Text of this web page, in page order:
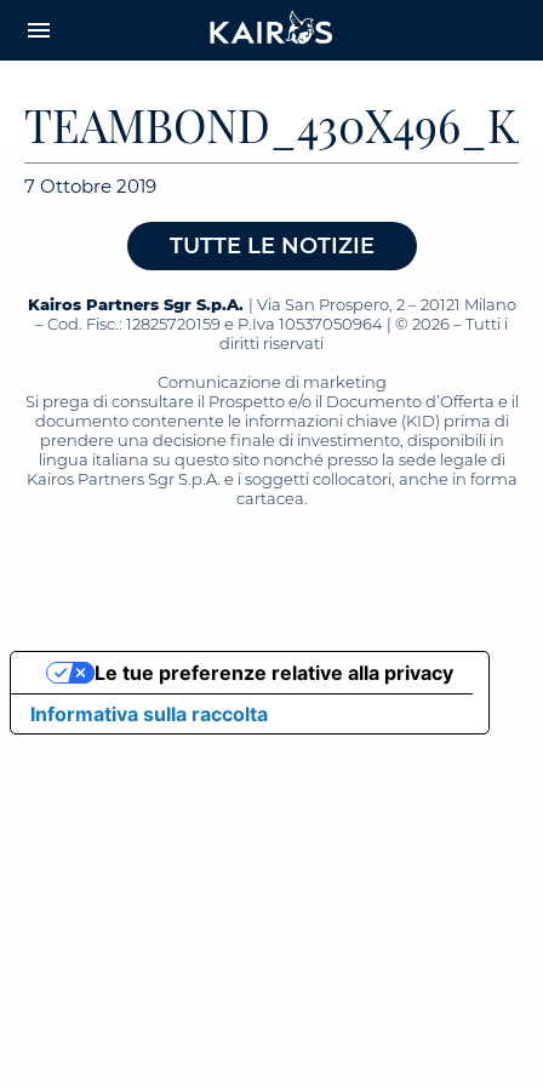
CONTENT
menu
7 Ottobre 2019
TUTTE LE NOTIZIE
Kairos Partners Sgr S.p.A. | Via San Prospero, 2 – 20121 Milano
– Cod. Fisc.: 12825720159 e P.Iva 10537050964 | © 2026 – Tutti i
diritti riservati
Comunicazione di marketing
Si prega di consultare il Prospetto e/o il Documento d’Offerta e il
documento contenente le informazioni chiave (KID) prima di
prendere una decisione finale di investimento, disponibili in
lingua italiana su questo sito nonché presso la sede legale di
Kairos Partners Sgr S.p.A. e i soggetti collocatori, anche in forma
cartacea.
Informativa sulla raccolta
Le tue preferenze relative alla privacy